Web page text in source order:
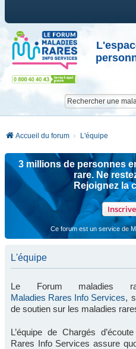
Accueil du forum L'équipe
3 millions de personnes
rare. Ne
Rejoignez la
Ce forum est un service de
L'équipe
Le Forum maladies
Maladies Rares Info Services,
de soutien sur les maladies
L’équipe de Chargés
Rares Info Services assure